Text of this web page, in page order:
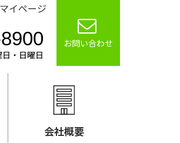
マイページ
・日曜日
お問い合わせ
会社概要